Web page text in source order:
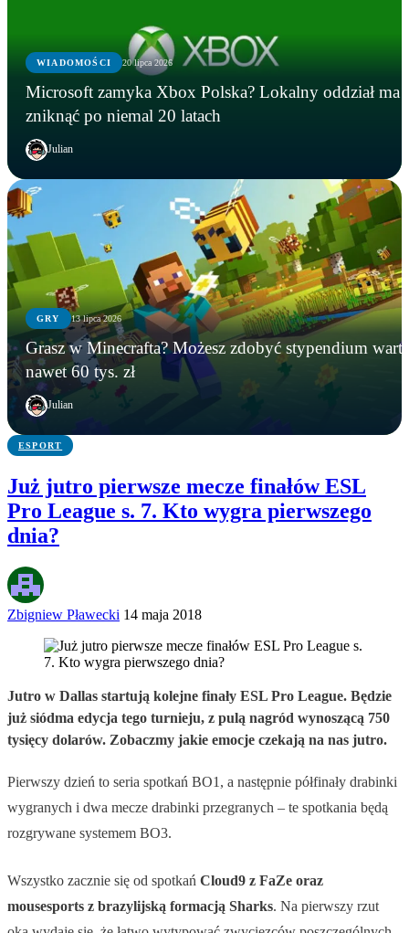
WIADOMOŚCI 20 lipca 2026
Microsoft zamyka Xbox Polska? Lokalny oddział ma
zniknąć po niemal 20 latach
Julian
GRY 13 lipca 2026
Grasz w Minecrafta? Możesz zdobyć stypendium warte
nawet 60 tys. zł
Julian
GRY
Instalowali gry na Steamie, a tracili kryptowaluty.
FBI zatrzymało podejrzanego
WIADOMOŚCI
Microsoft zamyka Xbox Polska? Lokalny oddział
ma zniknąć po niemal 20 latach
GRY
Grasz w Minecrafta? Możesz zdobyć stypendium
warte nawet 60 tys. zł
ESPORT
Już jutro pierwsze mecze finałów ESL
Pro League s. 7. Kto wygra pierwszego
dnia?
Zbigniew Pławecki 14 maja 2018
Jutro w Dallas startują kolejne finały ESL Pro League. Będzie
już siódma edycja tego turnieju, z pulą nagród wynoszącą 750
tysięcy dolarów. Zobaczmy jakie emocje czekają na nas jutro.
Pierwszy dzień to seria spotkań BO1, a następnie półfinały drabinki
wygranych i dwa mecze drabinki przegranych – te spotkania będą
rozgrywane systemem BO3.
Wszystko zacznie się od spotkań Cloud9 z FaZe oraz
mousesports z brazylijską formacją Sharks. Na pierwszy rzut